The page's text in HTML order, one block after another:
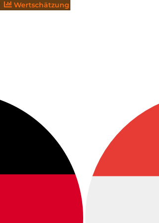
Wertschätzung